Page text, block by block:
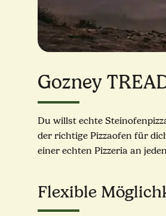
Gozney
Du willst echte
der richtige Pizzaofen für
einer echten Pizzeria an
Flexible